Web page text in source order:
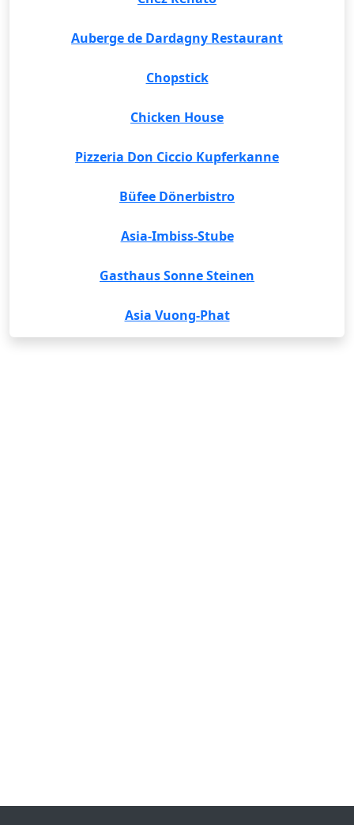
Auberge de Dardagny Restaurant
Chopstick
Chicken House
Pizzeria Don Ciccio Kupferkanne
Büfee Dönerbistro
Asia-Imbiss-Stube
Gasthaus Sonne Steinen
Asia Vuong-Phat